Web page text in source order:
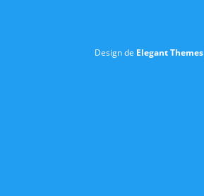
Design de Elegant Themes